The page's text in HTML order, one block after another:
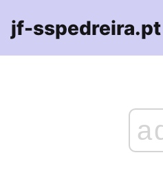
jf-sspedreira.pt